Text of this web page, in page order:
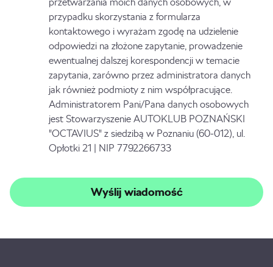
przypadku skorzystania z formularza
kontaktowego i wyrażam zgodę na udzielenie
odpowiedzi na złożone zapytanie, prowadzenie
ewentualnej dalszej korespondencji w temacie
zapytania, zarówno przez administratora danych
jak również podmioty z nim współpracujące.
Administratorem Pani/Pana danych osobowych
jest Stowarzyszenie AUTOKLUB POZNAŃSKI
"OCTAVIUS" z siedzibą w Poznaniu (60-012), ul.
Opłotki 21 | NIP 7792266733